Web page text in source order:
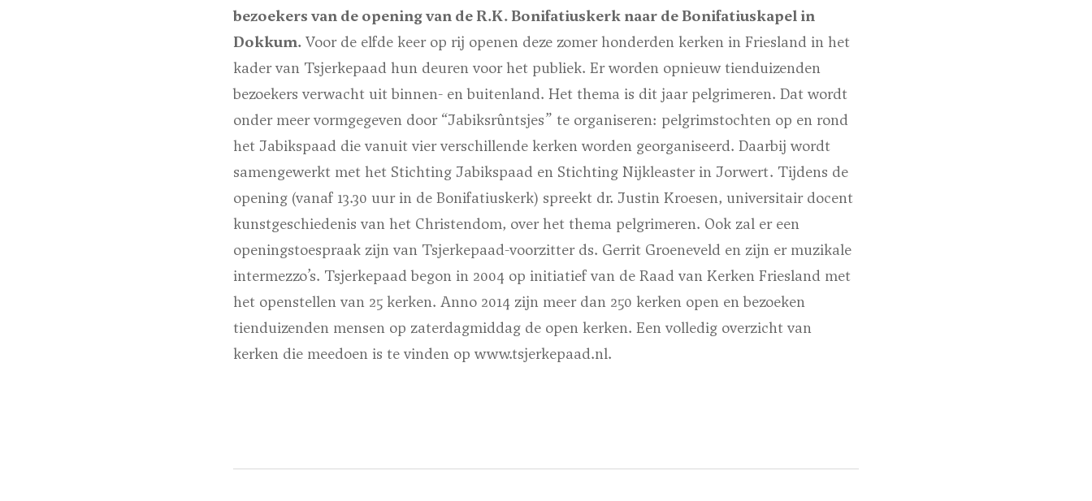
bezoekers van de opening van de R.K. Bonifatiuskerk naar de Bonifatiuskapel in
Dokkum. Voor de elfde keer op rij openen deze zomer honderden kerken in Friesland in het
kader van Tsjerkepaad hun deuren voor het publiek. Er worden opnieuw tienduizenden
bezoekers verwacht uit binnen- en buitenland. Het thema is dit jaar pelgrimeren. Dat wordt
onder meer vormgegeven door “Jabiksrûntsjes” te organiseren: pelgrimstochten op en rond
het Jabikspaad die vanuit vier verschillende kerken worden georganiseerd. Daarbij wordt
samengewerkt met het Stichting Jabikspaad en Stichting Nijkleaster in Jorwert. Tijdens de
opening (vanaf 13.30 uur in de Bonifatiuskerk) spreekt dr. Justin Kroesen, universitair docent
kunstgeschiedenis van het Christendom, over het thema pelgrimeren. Ook zal er een
openingstoespraak zijn van Tsjerkepaad-voorzitter ds. Gerrit Groeneveld en zijn er muzikale
intermezzo’s. Tsjerkepaad begon in 2004 op initiatief van de Raad van Kerken Friesland met
het openstellen van 25 kerken. Anno 2014 zijn meer dan 250 kerken open en bezoeken
tienduizenden mensen op zaterdagmiddag de open kerken. Een volledig overzicht van
kerken die meedoen is te vinden op www.tsjerkepaad.nl.